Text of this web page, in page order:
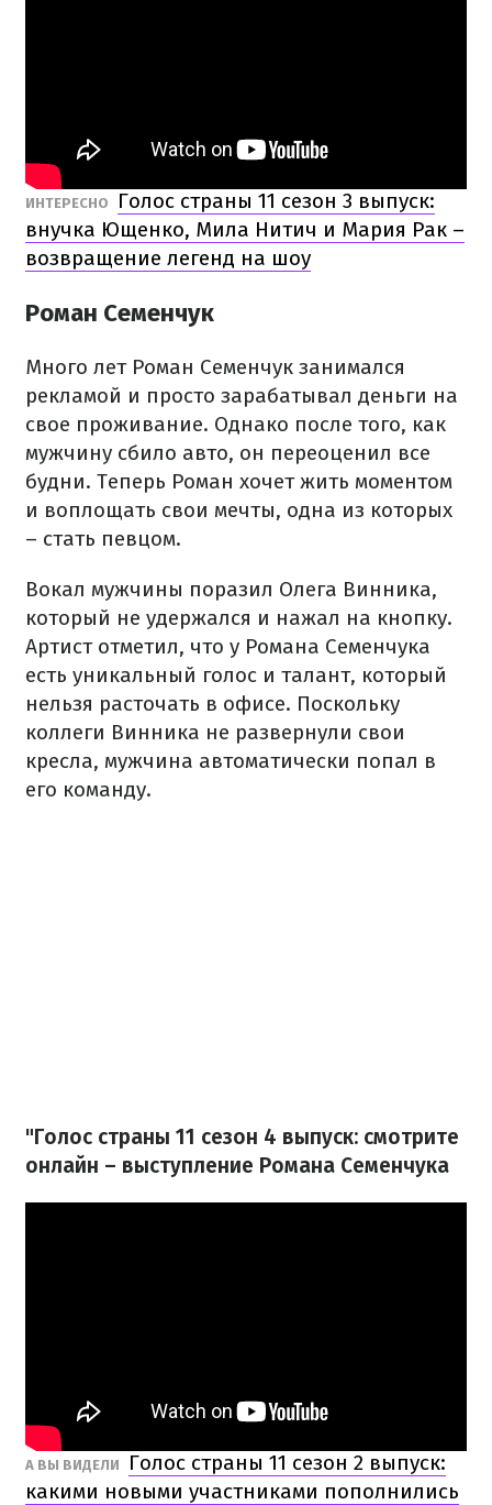
ИНТЕРЕСНО
Голос страны 11 сезон 3 выпуск:
внучка Ющенко, Мила Нитич и Мария Рак –
возвращение легенд на шоу
Роман Семенчук
Много лет Роман Семенчук занимался
рекламой и просто зарабатывал деньги на
свое проживание. Однако после того, как
мужчину сбило авто, он переоценил все
будни. Теперь Роман хочет жить моментом
и воплощать свои мечты, одна из которых
– стать певцом.
Вокал мужчины поразил Олега Винника,
который не удержался и нажал на кнопку.
Артист отметил, что у Романа Семенчука
есть уникальный голос и талант, который
нельзя расточать в офисе. Поскольку
коллеги Винника не развернули свои
кресла, мужчина автоматически попал в
его команду.
"Голос страны 11 сезон 4 выпуск: смотрите
онлайн – выступление Романа Семенчука
А ВЫ ВИДЕЛИ
Голос страны 11 сезон 2 выпуск:
какими новыми участниками пополнились